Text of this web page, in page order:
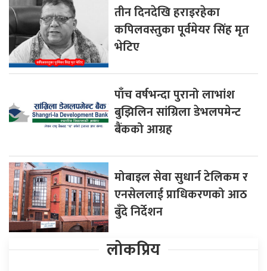
तीन दिनदेखि हराइरहेका
कपिलवस्तुका पूर्वमेयर सिंह मृत
भेटिए
पाँच वर्षभन्दा पुरानो लाभांश
बुझिलिन सांग्रिला डेभलपमेन्ट
बैंकको आग्रह
मोबाइल सेवा सुधार्न टेलिकम र
एनसेललाई प्राधिकरणको आठ
बुँदे निर्देशन
लोकप्रिय